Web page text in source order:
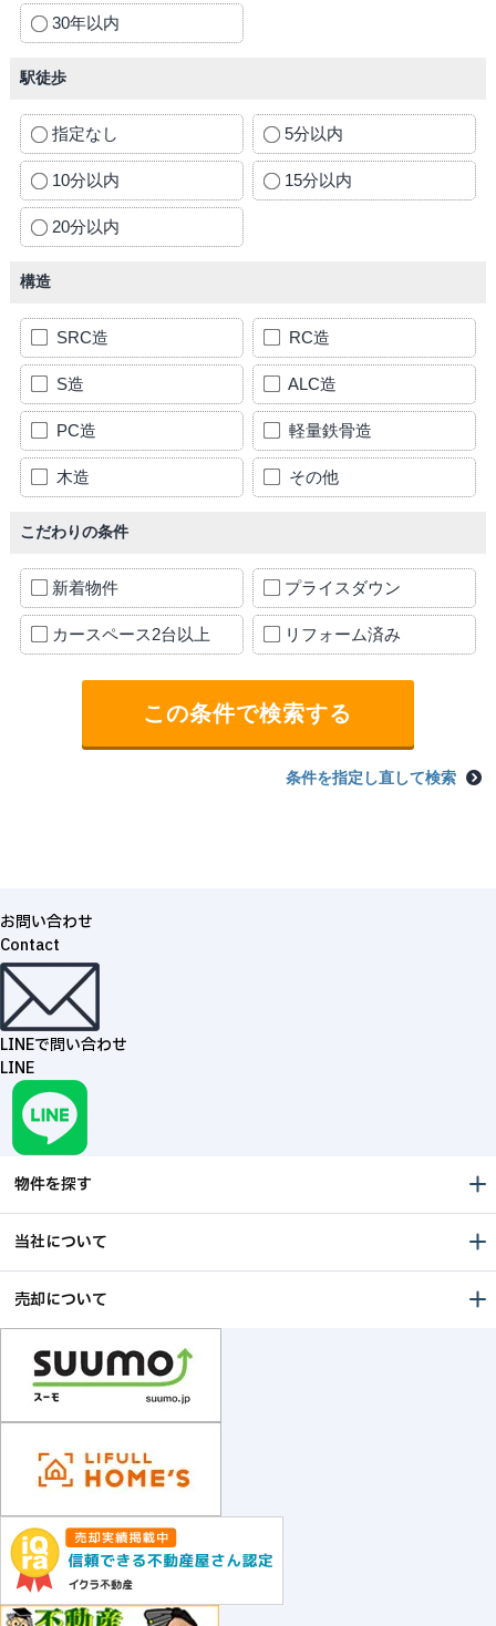
30年以内
駅徒歩
指定なし 5分以内
10分以内 15分以内
20分以内
構造
SRC造 RC造
S造 ALC造
PC造 軽量鉄骨造
木造 その他
こだわりの条件
新着物件 プライスダウン
カースペース2台以上 リフォーム済み
条件を指定し直して検索
お問い合わせ
Contact
LINEで問い合わせ
LINE
物件を探す
当社について
売却について